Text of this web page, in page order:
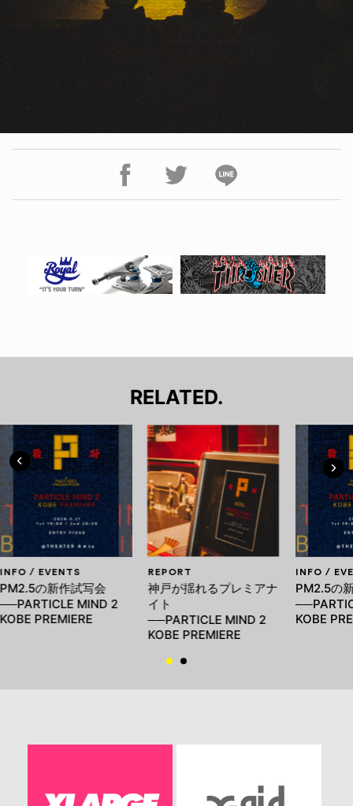
RELATED.
INFO / EVENTS
PM2.5の新作試写会
──PARTICLE MIND 2
KOBE PREMIERE
REPORT
神戸が揺れるプレミアナ
イト
──PARTICLE MIND 2
KOBE PREMIERE
INFO /
PM2.5の
KOBE